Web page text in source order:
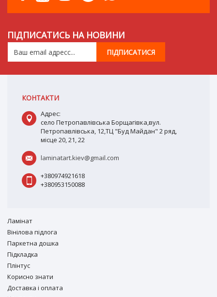
ПІДПИСАТИСЬ НА НОВИНИ
КОНТАКТИ
Адрес:
село Петропавлівська Борщагівка,вул.
Петропавлівська, 12,ТЦ "Буд Майдан" 2 ряд,
місце 20, 21, 22
laminatart.kiev@gmail.com
+380974921618
+380953150088
Ламiнат
Вiнiлова підлога
Паркетна дошка
Підкладка
Плінтус
Корисно знати
Доставка і оплата